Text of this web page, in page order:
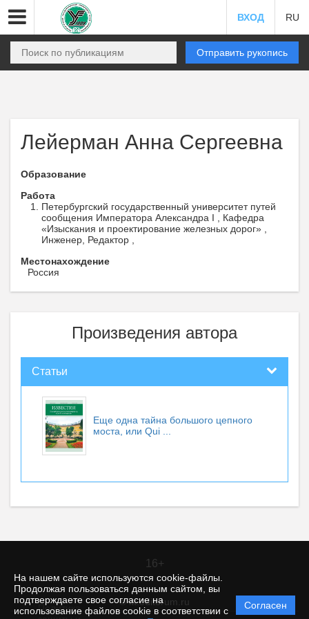
На нашем сайте используются cookie-файлы.
Продолжая пользоваться данным сайтом, вы
подтверждаете свое согласие на
использование файлов cookie в соответствии с
Согласен
ВХОД RU
Отправить рукопись
Лейерман Анна Сергеевна
Образование
Работа
Петербургский государственный университет путей
сообщения Императора Александра I , Кафедра
«Изыскания и проектирование железных дорог» ,
Инженер, Редактор ,
Местонахождение
Россия
Произведения автора
Статьи
Еще одна тайна большого цепного
моста, или Qui ...
16+
© itt.editorum.ru
Политика